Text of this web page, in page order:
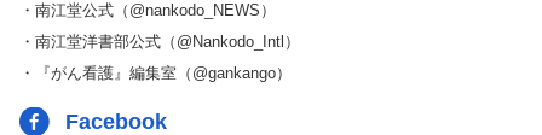
・南江堂公式（@nankodo_NEWS）
・南江堂洋書部公式（@Nankodo_Intl）
・『がん看護』編集室（@gankango）
Facebook